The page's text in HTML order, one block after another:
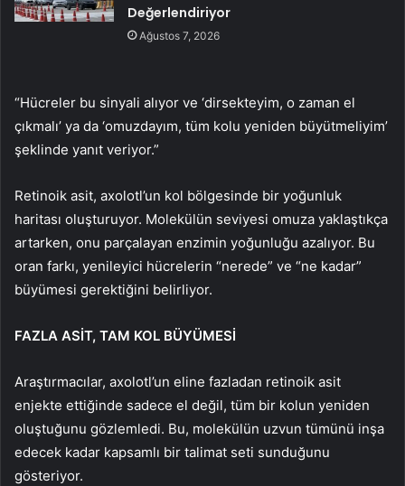
Değerlendiriyor
Ağustos 7, 2026
“Hücreler bu sinyali alıyor ve ‘dirsekteyim, o zaman el
çıkmalı’ ya da ‘omuzdayım, tüm kolu yeniden büyütmeliyim’
şeklinde yanıt veriyor.”
Retinoik asit, axolotl’un kol bölgesinde bir yoğunluk
haritası oluşturuyor. Molekülün seviyesi omuza yaklaştıkça
artarken, onu parçalayan enzimin yoğunluğu azalıyor. Bu
oran farkı, yenileyici hücrelerin “nerede” ve “ne kadar”
büyümesi gerektiğini belirliyor.
FAZLA ASİT, TAM KOL BÜYÜMESİ
Araştırmacılar, axolotl’un eline fazladan retinoik asit
enjekte ettiğinde sadece el değil, tüm bir kolun yeniden
oluştuğunu gözlemledi. Bu, molekülün uzvun tümünü inşa
edecek kadar kapsamlı bir talimat seti sunduğunu
gösteriyor.